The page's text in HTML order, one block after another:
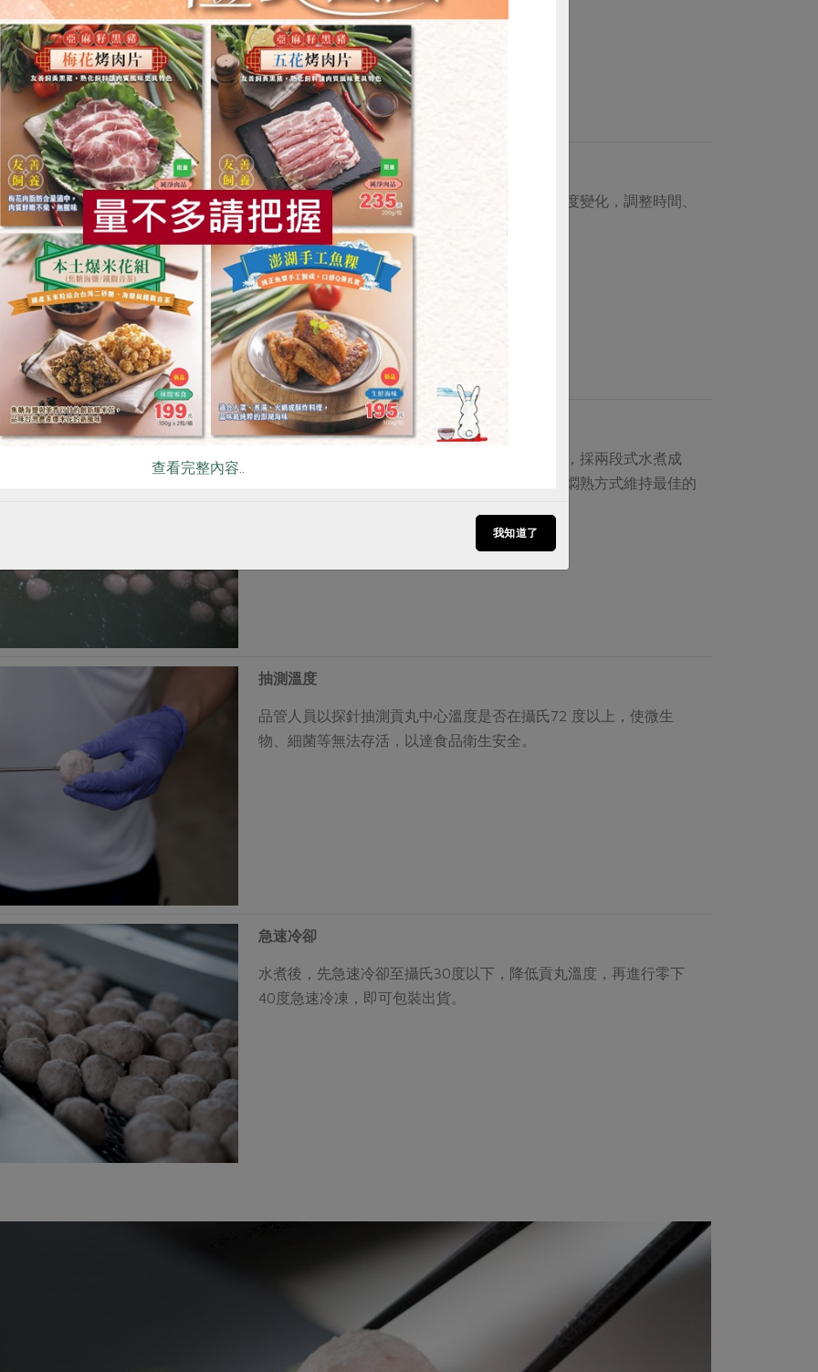
擂潰
即攪打乳化成肉漿，過程中需時時觀察肉質與溫度變化，調整時間、
打法、轉速等，方能做出Q 彈口感。
水煮定型
為避免水煮時間過久，導致油脂流失、乳化崩解，採兩段式水煮成
型；前段高溫以避免細菌、微生物孳生，後段以燜熟方式維持最佳的
抽測溫度
品管人員以探針抽測貢丸中心溫度是否在攝氏72 度以上，使微生
物、細菌等無法存活，以達食品衛生安全。
急速冷卻
水煮後，先急速冷卻至攝氏30度以下，降低貢丸溫度，再進行零下
40度急速冷凍，即可包裝出貨。
RPET 食譜 減硝酸鹽 雞蛋 食安 共同購買
查看完整內容..
我知道了